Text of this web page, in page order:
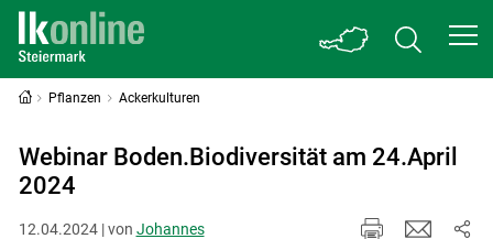
Pflanzen Ackerkulturen
Webinar Boden.Biodiversität am 24.April
2024
12.04.2024 | von Johannes